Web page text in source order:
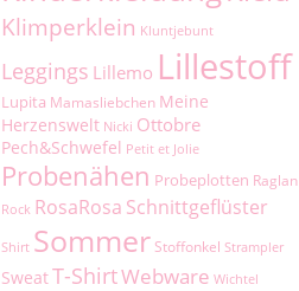
Klimperklein Kluntjebunt
Leggings Lillemo Lillestoff
Lupita Mamasliebchen Meine
Herzenswelt Nicki Ottobre
Pech&Schwefel Petit et Jolie
Probenähen Probeplotten Raglan
Rock RosaRosa Schnittgeflüster
Shirt Sommer Stoffonkel Strampler
SweatT-ShirtWebware Wichtel